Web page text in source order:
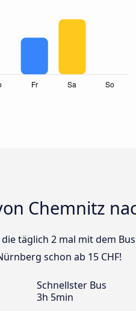
Chemnitz
täglich 2 mal mit dem
schon ab 15 CHF!
Schnellster Bus
3h 5min